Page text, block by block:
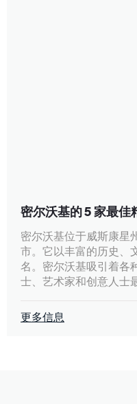
密尔沃基的 5 家最佳
密尔沃基位于威斯康星
市。它以丰富的历史、
名。密尔沃基吸引着各
士、艺术家和创意人士
更多信息